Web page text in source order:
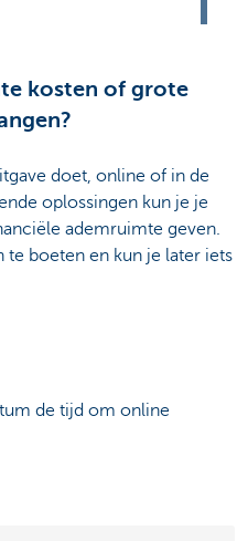
kosten of grote
doet, online of in de
oplossingen kun je je
ademruimte geven.
boeten en kun je later iets
de tijd om online